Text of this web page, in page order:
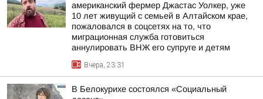
американский фермер Джастас Уолкер, уже
10 лет живущий с семьей в Алтайском крае,
пожаловался в соцсетях на то, что
миграционная служба готовиться
аннулировать ВНЖ его супруге и детям
Вчера, 23:31
В Белокурихе состоялся «Социальный